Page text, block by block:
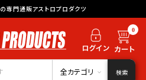
専門通販アストロプロダクツ
0
全カテゴリ 検索